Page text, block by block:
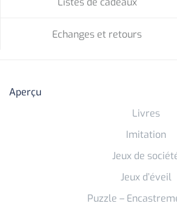
Echanges et retours
Aperçu
Livres
Imitation
Jeux de
Jeux d’éveil
Puzzle –